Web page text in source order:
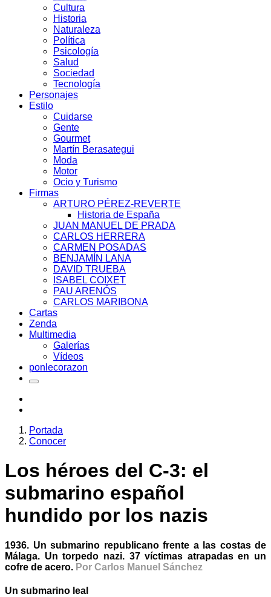
Cultura
Historia
Naturaleza
Política
Psicología
Salud
Sociedad
Tecnología
Personajes
Estilo
Cuidarse
Gente
Gourmet
Martín Berasategui
Moda
Motor
Ocio y Turismo
Firmas
ARTURO PÉREZ-REVERTE
Historia de España
JUAN MANUEL DE PRADA
CARLOS HERRERA
CARMEN POSADAS
BENJAMÍN LANA
DAVID TRUEBA
ISABEL COIXET
PAU ARENÓS
CARLOS MARIBONA
Cartas
Zenda
Multimedia
Galerías
Vídeos
ponlecorazon
Portada
Conocer
Los héroes del C-3: el
submarino español
hundido por los nazis
1936. Un submarino republicano frente a las costas de
Málaga. Un torpedo nazi. 37 víctimas atrapadas en un
cofre de acero. Por Carlos Manuel Sánchez
Un submarino leal